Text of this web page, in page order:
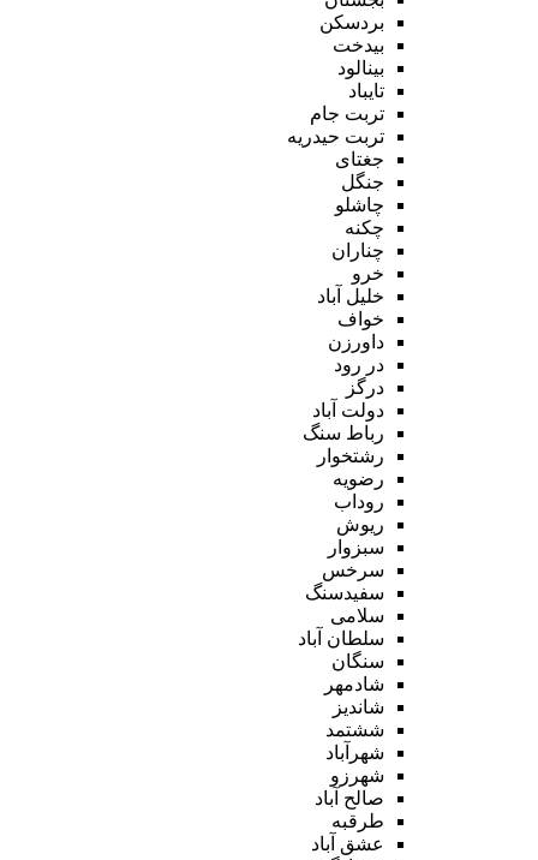
بردسکن
بیدخت
بینالود
تایباد
تربت جام
تربت حیدریه
جغتای
جنگل
چاشلو
چکنه
چناران
خرو
خلیل آباد
خواف
داورزن
در رود
درگز
دولت آباد
رباط سنگ
رشتخوار
رضویه
روداب
ریوش
سبزوار
سرخس
سفیدسنگ
سلامی
سلطان آباد
سنگان
شادمهر
شاندیز
ششتمد
شهرآباد
شهرزو
صالح آباد
طرقبه
عشق آباد